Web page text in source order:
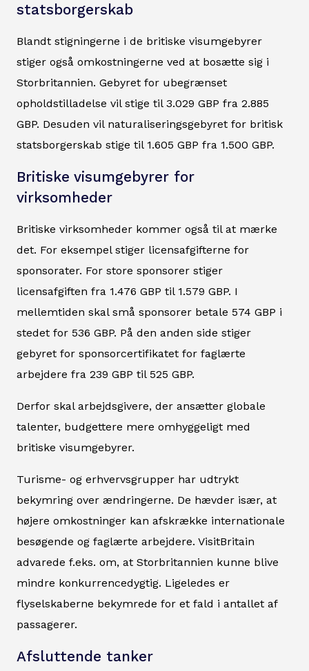
statsborgerskab
Blandt stigningerne i de britiske visumgebyrer
stiger også omkostningerne ved at bosætte sig i
Storbritannien. Gebyret for ubegrænset
opholdstilladelse vil stige til 3.029 GBP fra 2.885
GBP. Desuden vil naturaliseringsgebyret for britisk
statsborgerskab stige til 1.605 GBP fra 1.500 GBP.
Britiske visumgebyrer for
virksomheder
Britiske virksomheder kommer også til at mærke
det. For eksempel stiger licensafgifterne for
sponsorater. For store sponsorer stiger
licensafgiften fra 1.476 GBP til 1.579 GBP. I
mellemtiden skal små sponsorer betale 574 GBP i
stedet for 536 GBP. På den anden side stiger
gebyret for sponsorcertifikatet for faglærte
arbejdere fra 239 GBP til 525 GBP.
Derfor skal arbejdsgivere, der ansætter globale
talenter, budgettere mere omhyggeligt med
britiske visumgebyrer.
Turisme- og erhvervsgrupper har udtrykt
bekymring over ændringerne. De hævder især, at
højere omkostninger kan afskrække internationale
besøgende og faglærte arbejdere. VisitBritain
advarede f.eks. om, at Storbritannien kunne blive
mindre konkurrencedygtig. Ligeledes er
flyselskaberne bekymrede for et fald i antallet af
passagerer.
Afsluttende tanker